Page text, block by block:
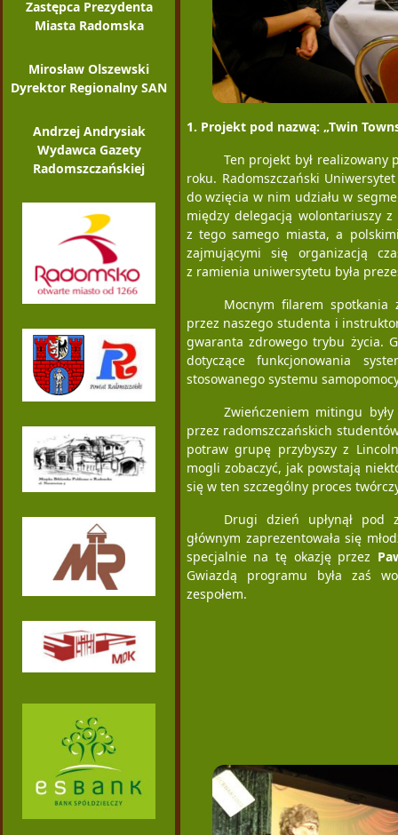
Zastępca Prezydenta
Miasta Radomska
Mirosław Olszewski
Dyrektor Regionalny SAN
Andrzej Andrysiak
Wydawca Gazety
Radomszczańskiej
1. Projekt pod nazwą: „Twin
Ten projekt był realizowany
roku. Radomszczański
do wzięcia w nim udziału w
między delegacją wolontariuszy
z tego samego miasta, a
zajmującymi się organizacją
z ramienia uniwersytetu była
Mocnym filarem spotkania
przez naszego studenta i
gwaranta zdrowego trybu życia.
dotyczące funkcjonowania
stosowanego systemu
Zwieńczeniem mitingu
przez radomszczańskich
potraw grupę przybyszy z
mogli zobaczyć, jak powstają
się w ten szczególny proces
Drugi dzień upłynął pod
głównym zaprezentowała się
specjalnie na tę okazję przez
Gwiazdą programu była zaś
zespołem.